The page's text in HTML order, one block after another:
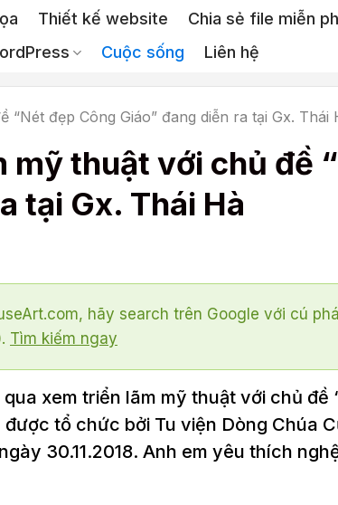
Thiết kế website
Chia sẻ file miễn
Cuộc sống Liên hệ
đẹp Công Giáo” đang diễn ra tại Gx. Thái
mỹ thuật với chủ đề
tại Gx. Thái Hà
hãy search trên Google với cú
Tìm kiếm ngay
xem triển lãm mỹ thuật với chủ đề
tổ chức bởi Tu viện Dòng Chúa
30.11.2018. Anh em yêu thích